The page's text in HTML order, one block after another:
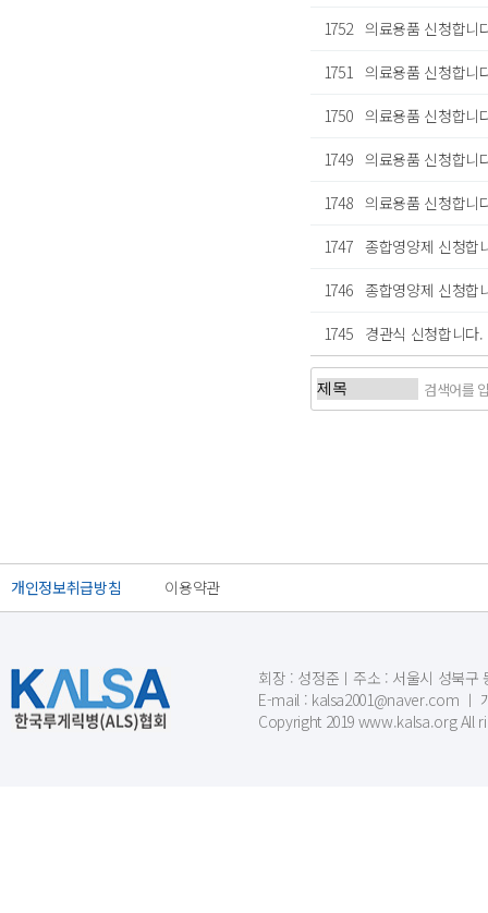
1752 의료용품 신청합니
1751 의료용품 신청합니
1750 의료용품 신청합니
1749 의료용품 신청합니
1748 의료용품 신청합니
1747 종합영양제 신청합
1746 종합영양제 신청합
1745
경관식 신청합니다.
개인정보취급방침 이용약관
회장 : 성정준ㅣ주소 : 서울시 성북구
E-mail : kalsa2001@naver.com ㅣ
Copyright 2019 www.kalsa.org All